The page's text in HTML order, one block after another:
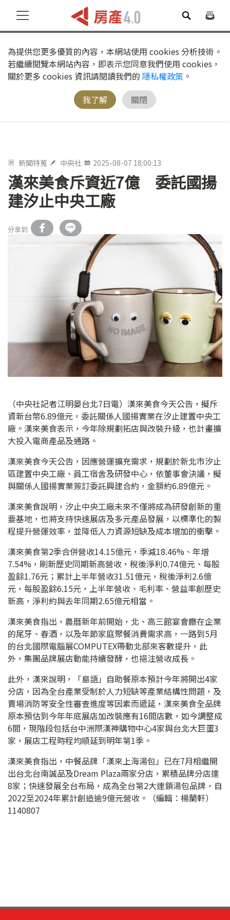
為提供您更多優質的內容，本網站使用 cookies 分析技術。
若繼續閱覽本網站內容，即表示您同意我們使用 cookies，
關於更多 cookies 資訊請閱讀我們的 隱私權政策 。
我了解
關閉
新聞特蒐 中央社 2025-08-07 18:00:13
漢來美食斥資近7億 委託國揚
建汐止中央工廠
分享到
（中央社記者江明晏台北7日電）漢來美食今天公告，擬斥
資新台幣6.89億元，委託關係人國揚實業在汐止建置中央工
廠。漢來美食表示，今年除規劃拓店與改裝升級，也計畫擴
大投入電商產品及通路。
漢來美食今天公告，因應營運擴充需求，規劃於新北市汐止
區建置中央工廠、員工宿舍及研發中心，依董事會決議，擬
與關係人國揚實業簽訂委託興建合約，金額約6.89億元。
漢來美食說明，汐止中央工廠未來不僅將成為研發創新的重
要基地，也將支持快速展店及多元產品發展，以標準化的製
程提升營運效率，並降低人力資源短缺及成本增加的衝擊。
漢來美食第2季合併營收14.15億元，季減18.46%、年增
7.54%，刷新歷史同期新高營收，稅後淨利0.74億元、每股
盈餘1.76元；累計上半年營收31.51億元，稅後淨利2.6億
元，每股盈餘6.15元，上半年營收、毛利率、營益率創歷史
新高，淨利約與去年同期2.65億元相當。
漢來美食指出，農曆新年前開始，北、高三館宴會廳在企業
的尾牙、春酒，以及年節家庭聚餐消費需求高，一路到5月
的台北國際電腦展COMPUTEX帶動北部來客數提升，此
外，集團品牌展店動能持續發酵，也挹注營收成長。
此外，漢來說明，「島語」自助餐原本預計今年將開出4家
分店，因為全台產業受制於人力短缺等產業結構性問題，及
賣場消防等安全性審查進度等因素而遞延，漢來美食全品牌
原本預估到今年年底展店加改裝應有16間店數，如今調整成
6間，現階段包括台中洲際漢神購物中心4家與台北大巨蛋3
家，展店工程時程均順延到明年第1季。
漢來美食指出，中餐品牌「漢來上海湯包」已在7月相繼開
出台北台南誠品及Dream Plaza兩家分店，累積品牌分店達
8家；快速發展全台布局，成為全台第2大連鎖湯包品牌，自
2022至2024年累計創造逾9億元營收。（編輯：楊蘭軒）
1140807